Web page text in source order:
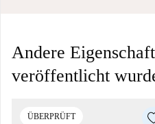
Andere
veröffentlicht
ÜBERPRÜFT